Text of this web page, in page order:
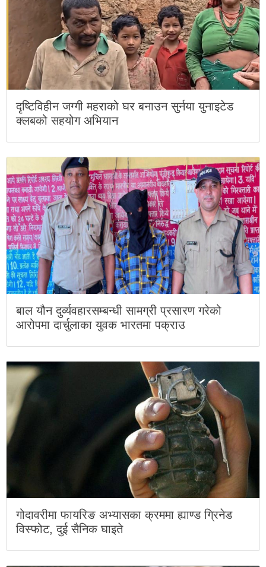
दृष्टिविहीन जग्गी महराको घर बनाउन सुर्नया युनाइटेड
क्लबको सहयोग अभियान
बाल यौन दुर्व्यवहारसम्बन्धी सामग्री प्रसारण गरेको
आरोपमा दार्चुलाका युवक भारतमा पक्राउ
गोदावरीमा फायरिङ अभ्यासका क्रममा ह्याण्ड ग्रिनेड
विस्फोट, दुई सैनिक घाइते